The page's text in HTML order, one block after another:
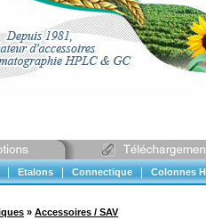
Etalons Connectique Colonnes
» Accessoires / SAV